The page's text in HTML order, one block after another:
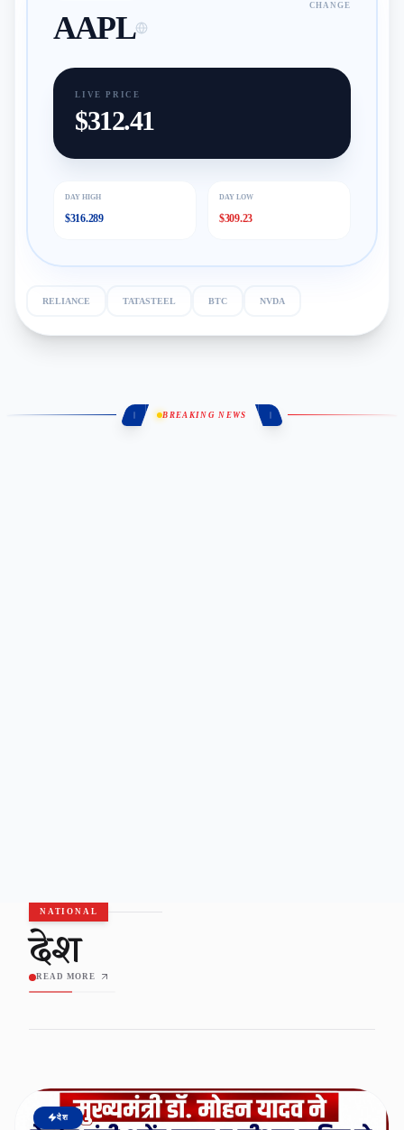
AAPL
CHANGE
LIVE PRICE
$312.41
DAY HIGH
$316.289
DAY LOW
$309.23
RELIANCE TATASTEEL BTC NVDA
BREAKING NEWS
NATIONAL
देश
READ MORE
देश